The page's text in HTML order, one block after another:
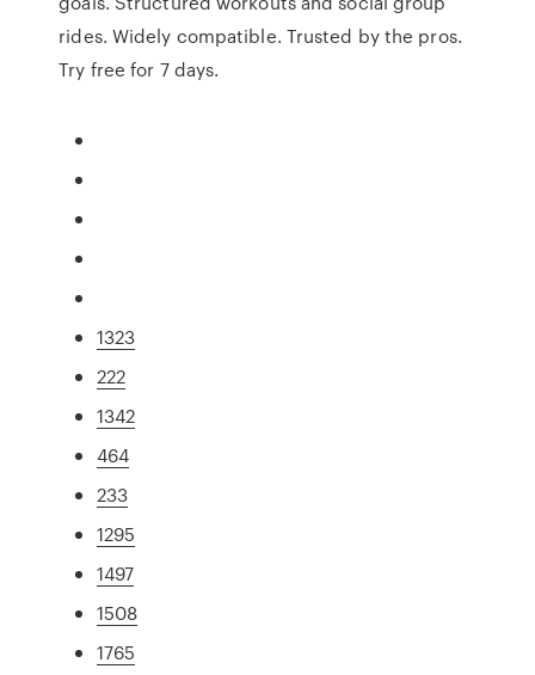
rides. Widely compatible. Trusted by the pros.
Try free for 7 days.
1323
222
1342
464
233
1295
1497
1508
1765